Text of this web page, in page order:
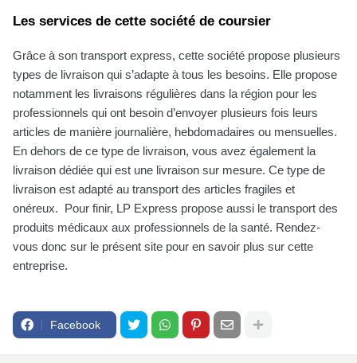
Les services de cette société de coursier
Grâce à son transport express, cette société propose plusieurs
types de livraison qui s’adapte à tous les besoins. Elle propose
notamment les livraisons régulières dans la région pour les
professionnels qui ont besoin d’envoyer plusieurs fois leurs
articles de manière journalière, hebdomadaires ou mensuelles.
En dehors de ce type de livraison, vous avez également la
livraison dédiée qui est une livraison sur mesure. Ce type de
livraison est adapté au transport des articles fragiles et
onéreux. Pour finir, LP Express propose aussi le transport des
produits médicaux aux professionnels de la santé. Rendez-
vous donc sur le présent site pour en savoir plus sur cette
entreprise.
Facebook